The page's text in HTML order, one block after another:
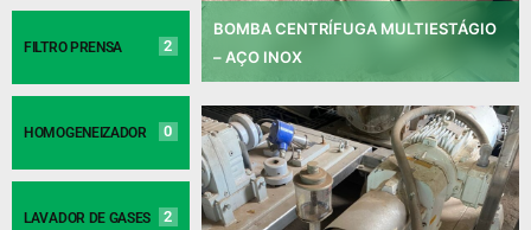
FILTRO PRENSA 2
HOMOGENEIZADOR 0
LAVADOR DE GASES 2
BOMBA CENTRÍFUGA MULTIESTÁGIO
– AÇO INOX